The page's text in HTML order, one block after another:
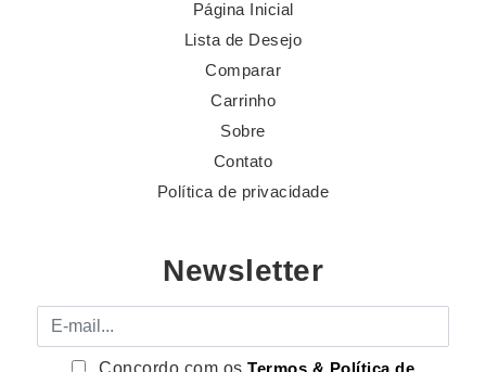
Página Inicial
Lista de Desejo
Comparar
Carrinho
Sobre
Contato
Política de privacidade
Newsletter
E-mail